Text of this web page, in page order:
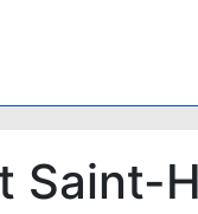
Saint-